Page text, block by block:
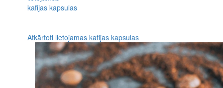
Atkārtoti lietojamas kafijas kapsulas